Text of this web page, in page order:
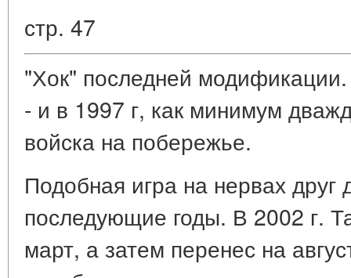
стр. 47
"Хок" последней
- и в 1997 г, как минимум
войска на побережье.
Подобная игра на нервах друг
последующие годы. В 2002 г.
март, а затем перенес на